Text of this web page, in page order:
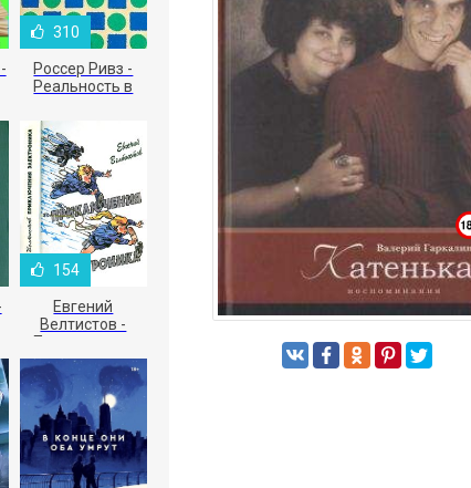
310
Россер Ривз -
Реальность в
154
Евгений
Велтистов -
Приключения
Электроника